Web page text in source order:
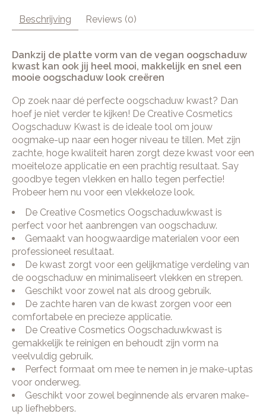
Beschrijving Reviews (0)
Dankzij de platte vorm van de vegan oogschaduw
kwast kan ook jij heel mooi, makkelijk en snel een
mooie oogschaduw look creëren
Op zoek naar dé perfecte oogschaduw kwast? Dan
hoef je niet verder te kijken! De Creative Cosmetics
Oogschaduw Kwast is de ideale tool om jouw
oogmake-up naar een hoger niveau te tillen. Met zijn
zachte, hoge kwaliteit haren zorgt deze kwast voor een
moeiteloze applicatie en een prachtig resultaat. Say
goodbye tegen vlekken en hallo tegen perfectie!
Probeer hem nu voor een vlekkeloze look.
De Creative Cosmetics Oogschaduwkwast is
perfect voor het aanbrengen van oogschaduw.
Gemaakt van hoogwaardige materialen voor een
professioneel resultaat.
De kwast zorgt voor een gelijkmatige verdeling van
de oogschaduw en minimaliseert vlekken en strepen.
Geschikt voor zowel nat als droog gebruik.
De zachte haren van de kwast zorgen voor een
comfortabele en precieze applicatie.
De Creative Cosmetics Oogschaduwkwast is
gemakkelijk te reinigen en behoudt zijn vorm na
veelvuldig gebruik.
Perfect formaat om mee te nemen in je make-uptas
voor onderweg.
Geschikt voor zowel beginnende als ervaren make-
up liefhebbers.